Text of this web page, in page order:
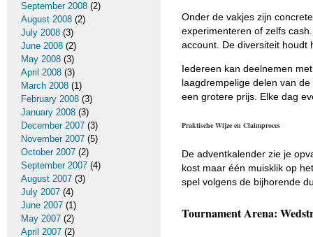
Onder de vakjes zijn
experimenteren of zelfs
account. De diversiteit houdt
Iedereen kan deelnemen
laagdrempelige delen van
een grotere prijs. Elke dag
Praktische Wijze en Claimproces
De adventkalender zie je
kost maar één muisklik op
spel volgens de bijhorende
Tournament Arena:
September 2008 (2)
August 2008 (2)
July 2008 (3)
June 2008 (2)
May 2008 (3)
April 2008 (3)
March 2008 (1)
February 2008 (3)
January 2008 (3)
December 2007 (3)
November 2007 (5)
October 2007 (2)
September 2007 (4)
August 2007 (3)
July 2007 (4)
June 2007 (1)
May 2007 (2)
April 2007 (2)